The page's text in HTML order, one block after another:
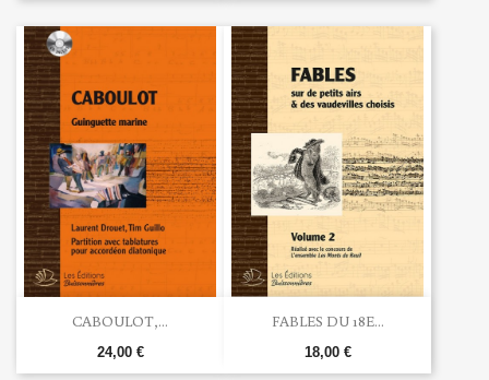
CABOULOT,...
24,00 €
FABLES DU 18E...
18,00 €